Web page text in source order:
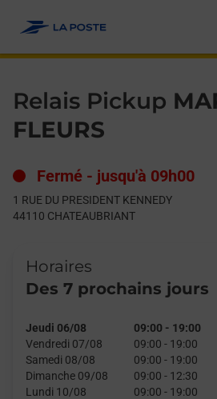
Relais Pickup
FLEURS
Fermé - jusqu'à 09h00
1 RUE DU PRESIDENT KENNEDY
44110 CHATEAUBRIANT
Horaires
Des 7 prochains jours
Jeudi 06/08 09:00 - 19:00
Vendredi 07/08
09:00 - 19:00
Samedi 08/08
09:00 - 19:00
Dimanche 09/08
09:00 - 12:30
Lundi 10/08
09:00 - 19:00